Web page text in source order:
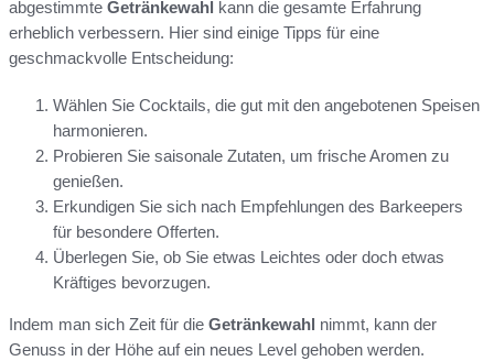
abgestimmte Getränkewahl kann die gesamte Erfahrung
erheblich verbessern. Hier sind einige Tipps für eine
geschmackvolle Entscheidung:
Wählen Sie Cocktails, die gut mit den angebotenen Speisen
harmonieren.
Probieren Sie saisonale Zutaten, um frische Aromen zu
genießen.
Erkundigen Sie sich nach Empfehlungen des Barkeepers
für besondere Offerten.
Überlegen Sie, ob Sie etwas Leichtes oder doch etwas
Kräftiges bevorzugen.
Indem man sich Zeit für die Getränkewahl nimmt, kann der
Genuss in der Höhe auf ein neues Level gehoben werden.